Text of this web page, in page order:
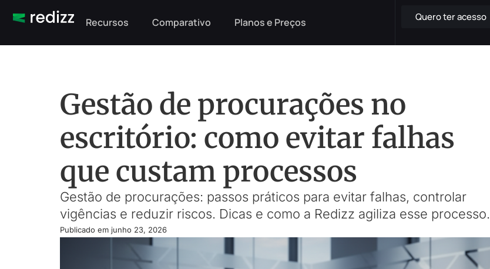
Recursos Comparativo Planos e Preços Quero ter acesso
Gestão de procurações no
escritório: como evitar falhas
que custam processos
Gestão de procurações: passos práticos para evitar falhas, controlar
vigências e reduzir riscos. Dicas e como a Redizz agiliza esse processo.
Publicado em junho 23, 2026